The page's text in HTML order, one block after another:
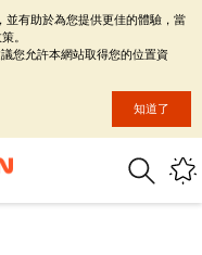
並有助於為您提供更佳的體驗，當
。
您允許本網站取得您的位置資
知道了